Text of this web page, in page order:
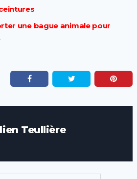
une bague animale pour
Teullière